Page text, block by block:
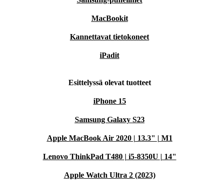
MacBookit
Kannettavat tietokoneet
iPadit
Esittelyssä olevat tuotteet
iPhone 15
Samsung Galaxy S23
Apple MacBook Air 2020 | 13.3" | M1
Lenovo ThinkPad T480 | i5-8350U | 14"
Apple Watch Ultra 2 (2023)